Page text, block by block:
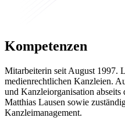
Kompetenzen
Mitarbeiterin seit August 1997.
medienrechtlichen Kanzleien.
und Kanzleiorganisation
Matthias Lausen sowie
Kanzleimanagement.